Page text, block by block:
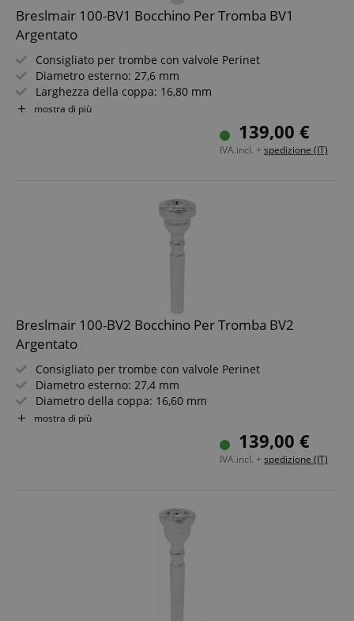
Breslmair 100-BV1 Bocchino Per Tromba BV1
Argentato
Consigliato per trombe con valvole Perinet
Diametro esterno: 27,6 mm
Larghezza della coppa: 16,80 mm
Profondità: MT
mostra di più
139,00 €
IVA.incl. + spedizione (IT)
Breslmair 100-BV2 Bocchino Per Tromba BV2
Argentato
Consigliato per trombe con valvole Perinet
Diametro esterno: 27,4 mm
Diametro della coppa: 16,60 mm
Profondità: MT
mostra di più
139,00 €
IVA.incl. + spedizione (IT)